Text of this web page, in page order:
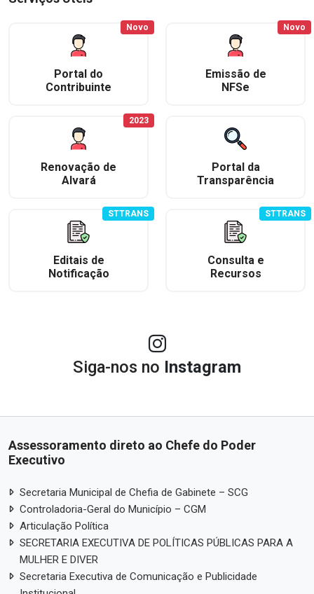
Portal do
Contribuinte
Novo
Emissão de
NFSe
Novo
Renovação de
Alvará
2023
Portal da
Transparência
Editais de
Notificação
STTRANS
Consulta e
Recursos
STTRANS
Siga-nos no Instagram
Assessoramento direto ao Chefe do Poder
Executivo
Secretaria Municipal de Chefia de Gabinete – SCG
Controladoria-Geral do Município – CGM
Articulação Política
SECRETARIA EXECUTIVA DE POLÍTICAS PÚBLICAS PARA A
MULHER E DIVER
Secretaria Executiva de Comunicação e Publicidade